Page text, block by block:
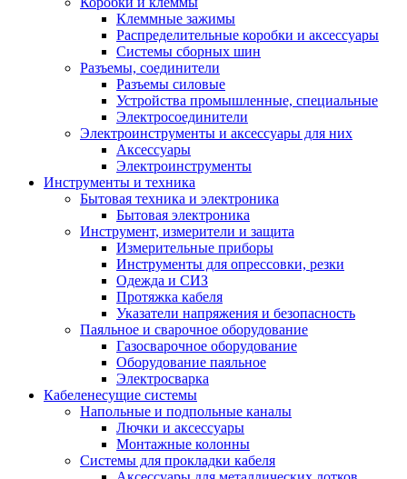
Клеммные зажимы
Распределительные коробки и аксессуары
Системы сборных шин
Разъемы, соединители
Разъемы силовые
Устройства промышленные, специальные
Электросоединители
Электроинструменты и аксессуары для них
Аксессуары
Электроинструменты
Инструменты и техника
Бытовая техника и электроника
Бытовая электроника
Инструмент, измерители и защита
Измерительные приборы
Инструменты для опрессовки, резки
Одежда и СИЗ
Протяжка кабеля
Указатели напряжения и безопасность
Паяльное и сварочное оборудование
Газосварочное оборудование
Оборудование паяльное
Электросварка
Кабеленесущие системы
Напольные и подпольные каналы
Лючки и аксессуары
Монтажные колонны
Системы для прокладки кабеля